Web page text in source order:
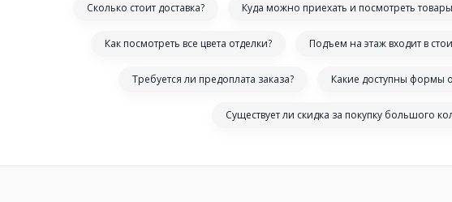
Сколько стоит доставка? Куда можно приехать и посмотреть
Как посмотреть все цвета отделки? Подъем на этаж входит в
Требуется ли предоплата заказа? Какие доступны формы
Существует ли скидка за покупку большого